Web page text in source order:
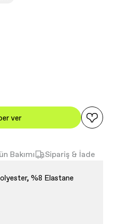
ver
Bakımı Sipariş & İade
%8 Elastane